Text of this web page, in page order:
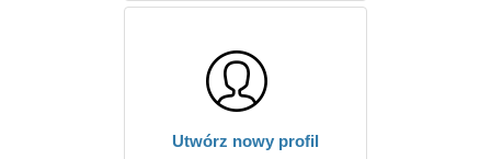
Utwórz nowy profil